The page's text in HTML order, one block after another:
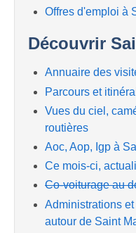
Offres d'emploi à
Découvrir
Annuaire des
Parcours et
Vues du ciel,
routières
Aoc, Aop, Igp à
Ce mois-ci,
Co-voiturage au
Administrations
autour de Saint